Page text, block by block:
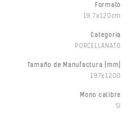
Formato
19,7x120cm
Categoría
PORCELLANATO
Tamaño de Manufactura (mm)
197x1200
Mono calibre
Sí